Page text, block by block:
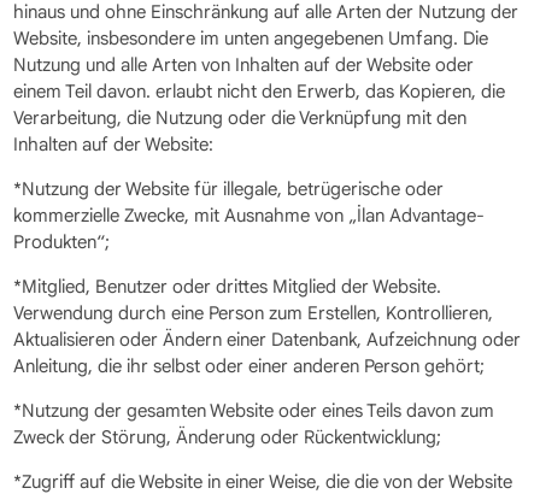
hinaus und ohne Einschränkung auf alle Arten der Nutzung der
Website, insbesondere im unten angegebenen Umfang. Die
Nutzung und alle Arten von Inhalten auf der Website oder
einem Teil davon. erlaubt nicht den Erwerb, das Kopieren, die
Verarbeitung, die Nutzung oder die Verknüpfung mit den
Inhalten auf der Website:
*Nutzung der Website für illegale, betrügerische oder
kommerzielle Zwecke, mit Ausnahme von „İlan Advantage-
Produkten“;
*Mitglied, Benutzer oder drittes Mitglied der Website.
Verwendung durch eine Person zum Erstellen, Kontrollieren,
Aktualisieren oder Ändern einer Datenbank, Aufzeichnung oder
Anleitung, die ihr selbst oder einer anderen Person gehört;
*Nutzung der gesamten Website oder eines Teils davon zum
Zweck der Störung, Änderung oder Rückentwicklung;
*Zugriff auf die Website in einer Weise, die die von der Website